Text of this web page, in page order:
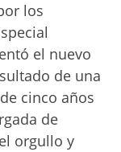
los
el nuevo
de una
cinco años
de
orgullo y